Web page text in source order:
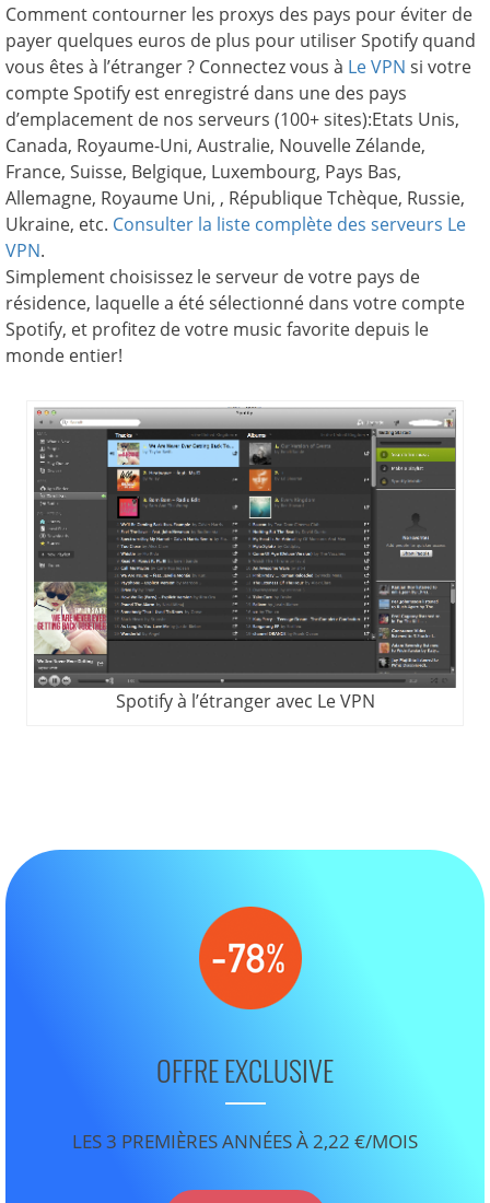
Comment contourner les proxys des pays pour éviter de
payer quelques euros de plus pour utiliser Spotify quand
vous êtes à l’étranger ? Connectez vous à Le VPN si votre
compte Spotify est enregistré dans une des pays
d’emplacement de nos serveurs (100+ sites):Etats Unis,
Canada, Royaume-Uni, Australie, Nouvelle Zélande,
France, Suisse, Belgique, Luxembourg, Pays Bas,
Allemagne, Royaume Uni, , République Tchèque, Russie,
Ukraine, etc. Consulter la liste complète des serveurs Le
VPN.
Simplement choisissez le serveur de votre pays de
résidence, laquelle a été sélectionné dans votre compte
Spotify, et profitez de votre music favorite depuis le
monde entier!
Spotify à l’étranger avec Le VPN
OFFRE EXCLUSIVE
LES 3 PREMIÈRES ANNÉES À 2,22 €/MOIS